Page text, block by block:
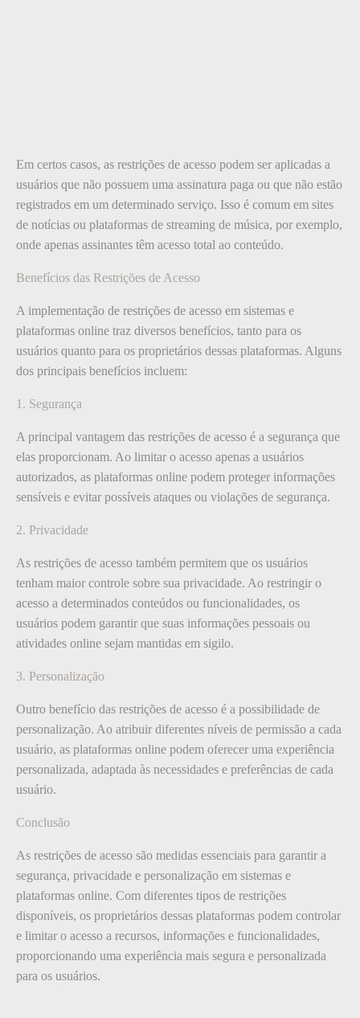
Em certos casos, as restrições de acesso podem ser aplicadas a
usuários que não possuem uma assinatura paga ou que não estão
registrados em um determinado serviço. Isso é comum em sites
de notícias ou plataformas de streaming de música, por exemplo,
onde apenas assinantes têm acesso total ao conteúdo.
Benefícios das Restrições de Acesso
A implementação de restrições de acesso em sistemas e
plataformas online traz diversos benefícios, tanto para os
usuários quanto para os proprietários dessas plataformas. Alguns
dos principais benefícios incluem:
1. Segurança
A principal vantagem das restrições de acesso é a segurança que
elas proporcionam. Ao limitar o acesso apenas a usuários
autorizados, as plataformas online podem proteger informações
sensíveis e evitar possíveis ataques ou violações de segurança.
2. Privacidade
As restrições de acesso também permitem que os usuários
tenham maior controle sobre sua privacidade. Ao restringir o
acesso a determinados conteúdos ou funcionalidades, os
usuários podem garantir que suas informações pessoais ou
atividades online sejam mantidas em sigilo.
3. Personalização
Outro benefício das restrições de acesso é a possibilidade de
personalização. Ao atribuir diferentes níveis de permissão a cada
usuário, as plataformas online podem oferecer uma experiência
personalizada, adaptada às necessidades e preferências de cada
usuário.
Conclusão
As restrições de acesso são medidas essenciais para garantir a
segurança, privacidade e personalização em sistemas e
plataformas online. Com diferentes tipos de restrições
disponíveis, os proprietários dessas plataformas podem controlar
e limitar o acesso a recursos, informações e funcionalidades,
proporcionando uma experiência mais segura e personalizada
para os usuários.